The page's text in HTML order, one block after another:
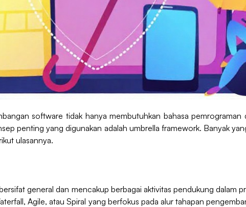
software tidak hanya membutuhkan bahasa
penting yang digunakan adalah umbrella framework. Banyak
ulasannya.
general dan mencakup berbagai aktivitas pendukung dalam
Agile, atau Spiral yang berfokus pada alur tahapan